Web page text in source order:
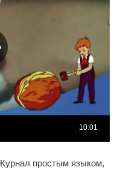
простым языком,